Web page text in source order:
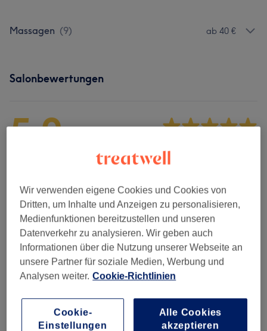
Massagen (9) ab 40 €
Salonbewertungen
5,0
Sauberkeit
Service
Bewertungen filtern
Behandlung Alle Bewertungen
Wir verwenden eigene Cookies und Cookies von
Dritten, um Inhalte und Anzeigen zu personalisieren,
Medienfunktionen bereitzustellen und unseren
Datenverkehr zu analysieren. Wir geben auch
Informationen über die Nutzung unserer Webseite an
unsere Partner für soziale Medien, Werbung und
Analysen weiter. Cookie-Richtlinien
Cookie-
Einstellungen
Alle Cookies
akzeptieren